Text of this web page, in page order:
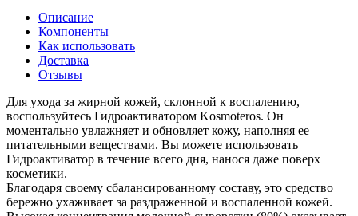
Описание
Компоненты
Как использовать
Доставка
Отзывы
Для ухода за жирной кожей, склонной к воспалению,
воспользуйтесь Гидроактиватором Kosmoteros. Он
моментально увлажняет и обновляет кожу, наполняя ее
питательными веществами. Вы можете использовать
Гидроактиватор в течение всего дня, нанося даже поверх
косметики.
Благодаря своему сбалансированному составу, это средство
бережно ухаживает за раздраженной и воспаленной кожей.